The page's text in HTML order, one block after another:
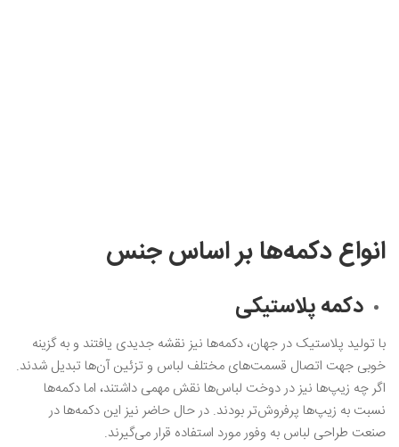
انواع دکمه‌ها بر اساس جنس
دکمه پلاستیکی
با تولید پلاستیک در جهان، دکمه‌ها نیز نقشه جدیدی یافتند و به گزینه
خوبی جهت اتصال قسمت‌های مختلف لباس و تزئین آن‌ها تبدیل شدند.
اگر چه زیپ‌ها نیز در دوخت لباس‌ها نقش مهمی داشتند، اما دکمه‌ها
نسبت به زیپ‌ها پرفروش‌تر بودند. در حال حاضر نیز این دکمه‌ها در
صنعت طراحی لباس به وفور مورد استفاده قرار می‌گیرند.